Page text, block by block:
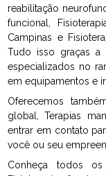
reabilitação
funcional,
Campinas e
Tudo isso graças a
especializados no
em equipamentos e
Oferecemos
global, Terapias
entrar em contato
você ou seu
Conheça todos